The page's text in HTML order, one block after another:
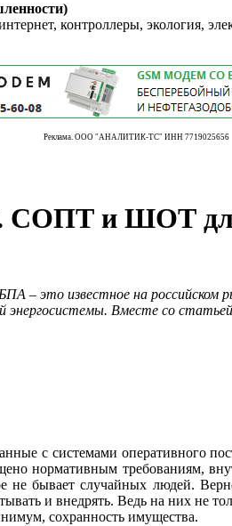
контроллеры, экология,
Реклама. ООО "АНАЛИТИК-ТС" ИНН 7719025656
СОПТ и ШОТ
это известное на российском
энергосистемы. Вместе со
с системами оперативного
нормативным требованиям,
бывает случайных людей.
и внедрять. Ведь на них не
сохранность имущества.